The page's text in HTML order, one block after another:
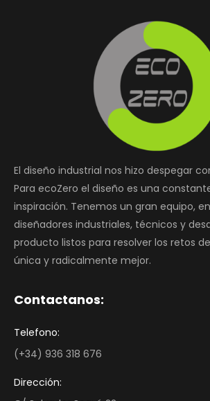
El diseño industrial nos hizo despegar
Para ecoZero el diseño es una
inspiración. Tenemos un gran equipo,
diseñadores industriales, técnicos y
producto listos para resolver los retos
única y radicalmente mejor.
Contactanos:
Telefono:
(+34) 936 318 676
Dirección: